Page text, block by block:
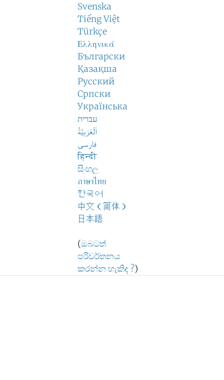
Svenska
Tiếng Việt
Türkçe
Ελληνικά
Български
Қазақша
Русский
Српски
Українська
עברית
اَلْعَرَبِيَّةُ
فارسی
हिन्दी
සිංහල
ภาษาไทย
한국어
中文（简体）
日本語
(ඔබටත්
පරිවර්තනය
කරන්න හැකිද ?)